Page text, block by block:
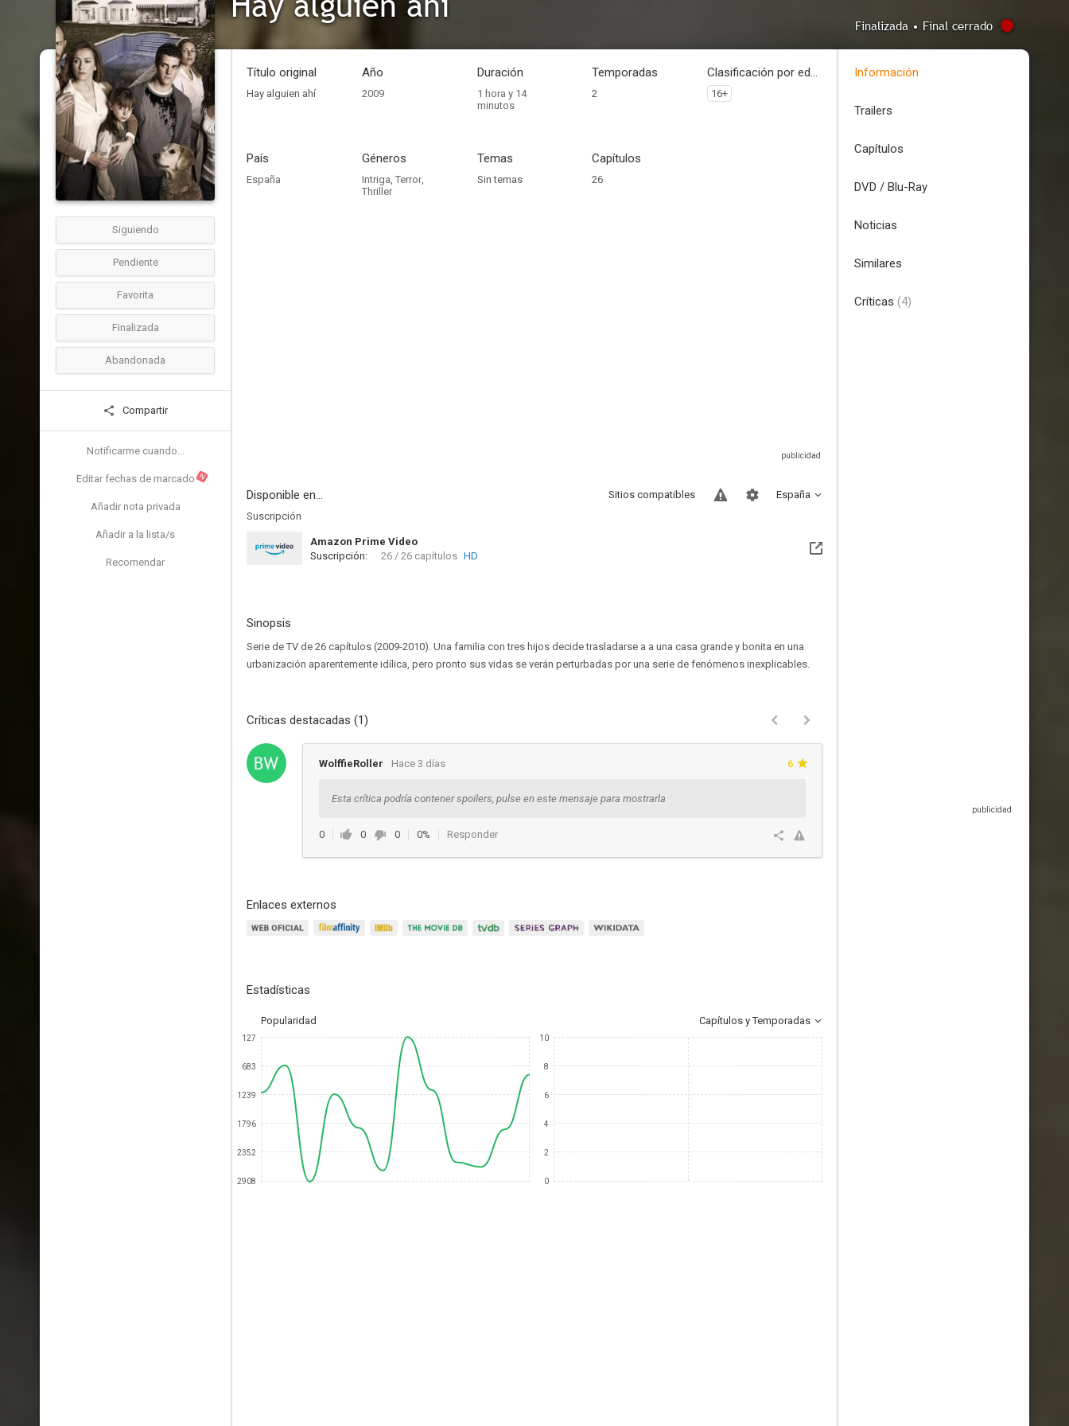
Finalizada • Final cerrado
Siguiendo
Pendiente
Favorita
Finalizada
Abandonada
Compartir
Notificarme cuando...
Editar fechas de marcado N
Añadir nota privada
Añadir a la lista/s
Recomendar
Título original
Hay alguien ahí
Año
2009
Duración
1 hora y 14
minutos
Temporadas
2
Clasificación por edades
16+
País
España
Géneros
Intriga, Terror,
Thriller
Temas
Sin temas
Capítulos
26
Disponible en... España
Sitios compatibles
Suscripción
Amazon Prime Video
Suscripción:
26 / 26 capítulos HD
Sinopsis
Serie de TV de 26 capítulos (2009-2010). Una familia con tres hijos decide trasladarse a a una casa grande y bonita en una
urbanización aparentemente idílica, pero pronto sus vidas se verán perturbadas por una serie de fenómenos inexplicables.
Críticas destacadas (1)
WolffieRoller Hace 3 días 6
Esta crítica podría contener spoilers, pulse en este mensaje para mostrarla
0 0 0 0% Responder
Enlaces externos
Estadísticas
Popularidad Capítulos y Temporadas
127
683
1239
1796
2352
2908
10
8
6
4
2
0
Información
Trailers
Capítulos
DVD / Blu-Ray
Noticias
Similares
Críticas (4)